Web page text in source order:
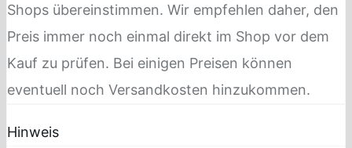
Shops übereinstimmen. Wir empfehlen daher, den
Preis immer noch einmal direkt im Shop vor dem
Kauf zu prüfen. Bei einigen Preisen können
eventuell noch Versandkosten hinzukommen.
Hinweis